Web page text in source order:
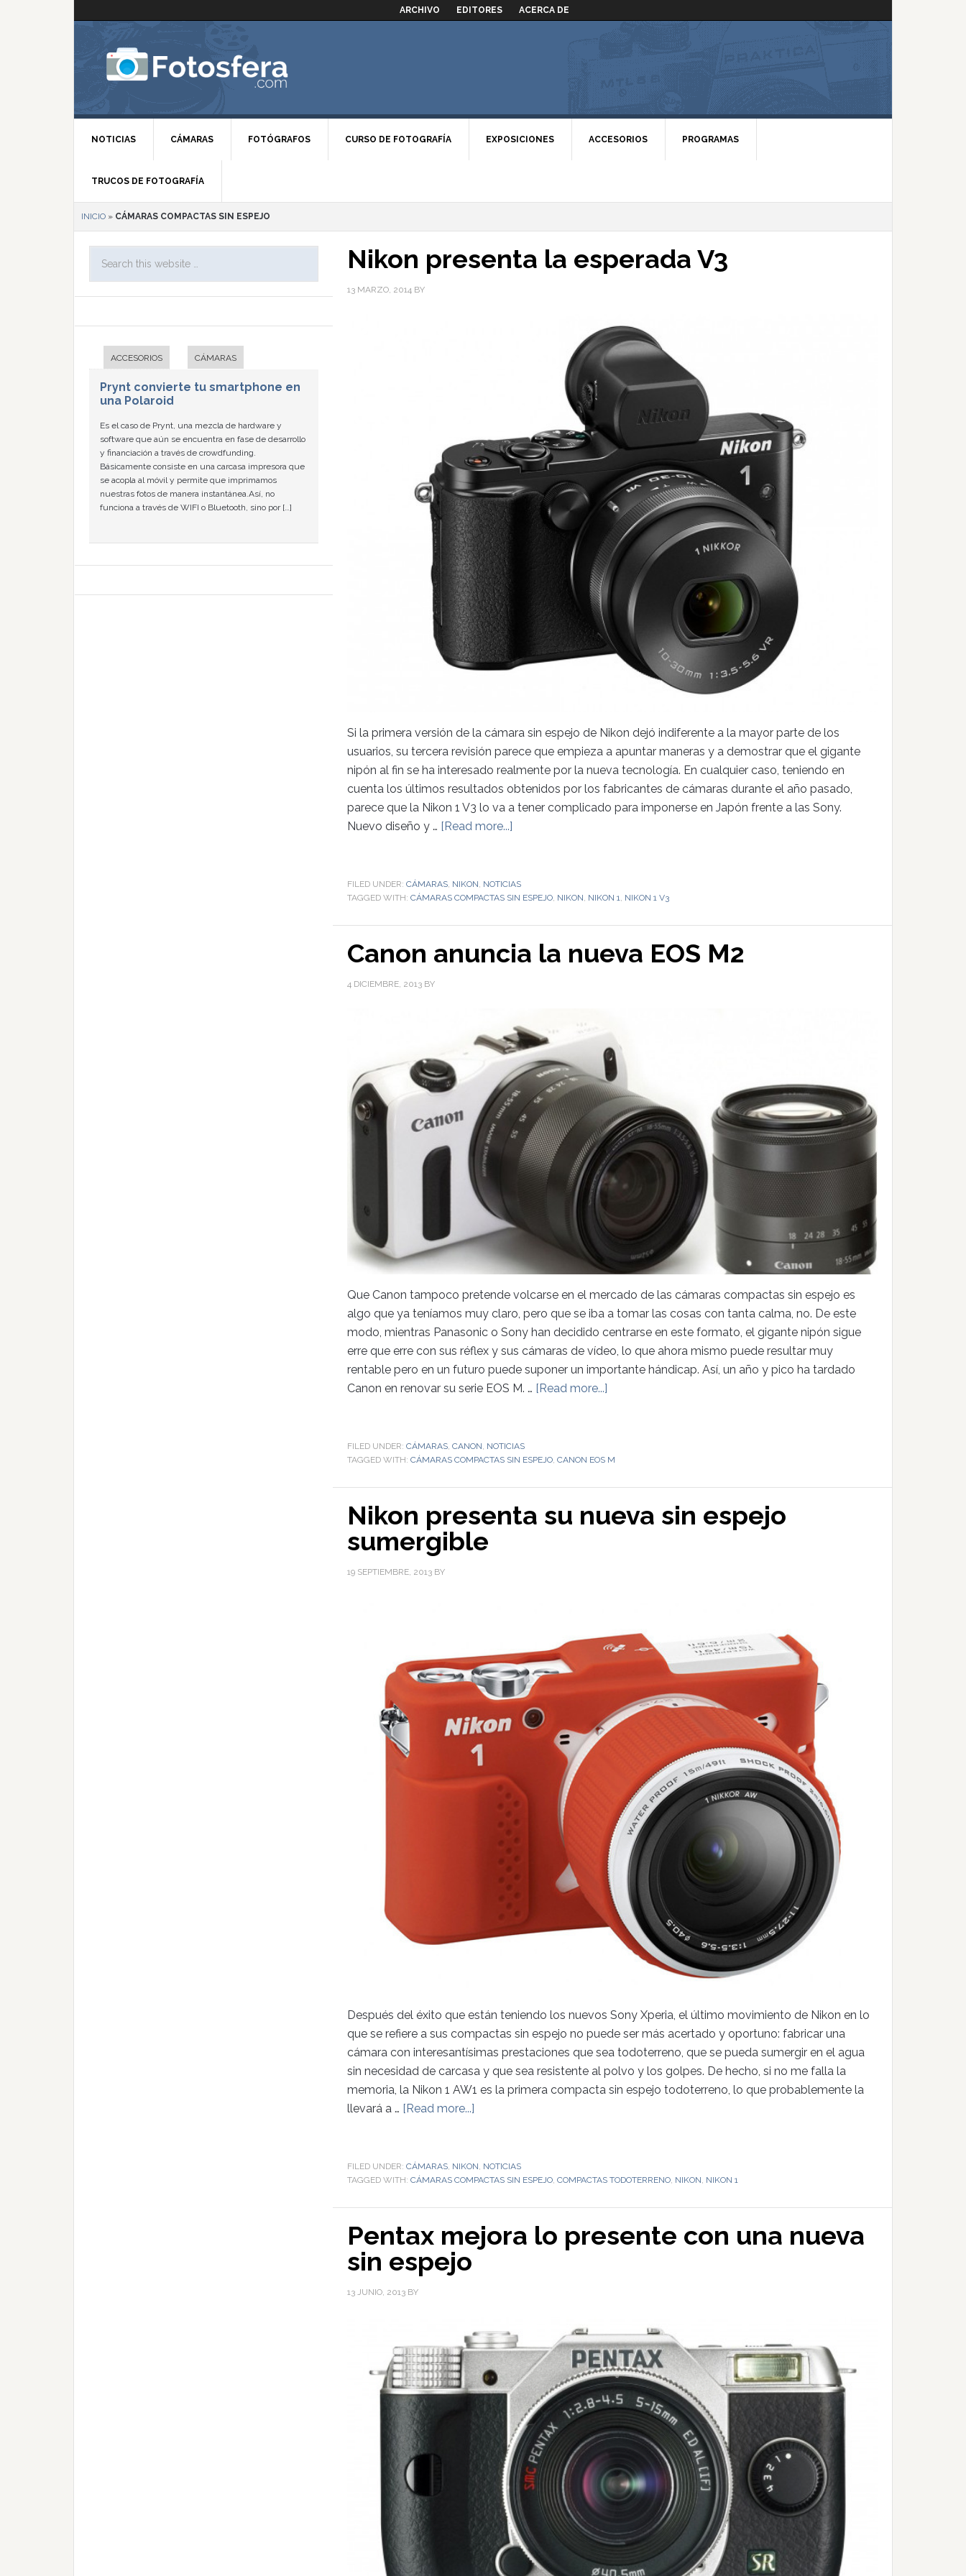
ARCHIVO EDITORES ACERCA DE
NOTICIAS CÁMARAS FOTÓGRAFOS CURSO DE FOTOGRAFÍA EXPOSICIONES ACCESORIOS PROGRAMAS
TRUCOS DE FOTOGRAFÍA
INICIO » CÁMARAS COMPACTAS SIN ESPEJO
Nikon presenta la esperada V3
13 MARZO, 2014 BY
Si la primera versión de la cámara sin espejo de Nikon dejó indiferente a la mayor parte de los
usuarios, su tercera revisión parece que empieza a apuntar maneras y a demostrar que el gigante
nipón al fin se ha interesado realmente por la nueva tecnología. En cualquier caso, teniendo en
cuenta los últimos resultados obtenidos por los fabricantes de cámaras durante el año pasado,
parece que la Nikon 1 V3 lo va a tener complicado para imponerse en Japón frente a las Sony.
Nuevo diseño y … [Read more...]
FILED UNDER: CÁMARAS NIKON NOTICIAS
TAGGED WITH: CÁMARAS COMPACTAS SIN ESPEJO NIKON NIKON 1 NIKON 1 V3
Canon anuncia la nueva EOS M2
4 DICIEMBRE, 2013 BY
Que Canon tampoco pretende volcarse en el mercado de las cámaras compactas sin espejo es
algo que ya teníamos muy claro, pero que se iba a tomar las cosas con tanta calma, no. De este
modo, mientras Panasonic o Sony han decidido centrarse en este formato, el gigante nipón sigue
erre que erre con sus réflex y sus cámaras de vídeo, lo que ahora mismo puede resultar muy
rentable pero en un futuro puede suponer un importante hándicap. Así, un año y pico ha tardado
Canon en renovar su serie EOS M. … [Read more...]
FILED UNDER: CÁMARAS CANON NOTICIAS
TAGGED WITH: CÁMARAS COMPACTAS SIN ESPEJO CANON EOS M
Nikon presenta su nueva sin espejo
sumergible
19 SEPTIEMBRE, 2013 BY
Después del éxito que están teniendo los nuevos Sony Xperia, el último movimiento de Nikon en lo
que se refiere a sus compactas sin espejo no puede ser más acertado y oportuno: fabricar una
cámara con interesantísimas prestaciones que sea todoterreno, que se pueda sumergir en el agua
sin necesidad de carcasa y que sea resistente al polvo y los golpes. De hecho, si no me falla la
memoria, la Nikon 1 AW1 es la primera compacta sin espejo todoterreno, lo que probablemente la
llevará a … [Read more...]
FILED UNDER: CÁMARAS NIKON NOTICIAS
TAGGED WITH: CÁMARAS COMPACTAS SIN ESPEJO COMPACTAS TODOTERRENO NIKON NIKON 1
Pentax mejora lo presente con una nueva
sin espejo
13 JUNIO, 2013 BY
ACCESORIOS CÁMARAS
Prynt convierte tu smartphone en
una Polaroid
Es el caso de Prynt, una mezcla de hardware y
software que aún se encuentra en fase de desarrollo
y financiación a través de crowdfunding.
Básicamente consiste en una carcasa impresora que
se acopla al móvil y permite que imprimamos
nuestras fotos de manera instantánea.Así, no
funciona a través de WIFI o Bluetooth, sino por […]